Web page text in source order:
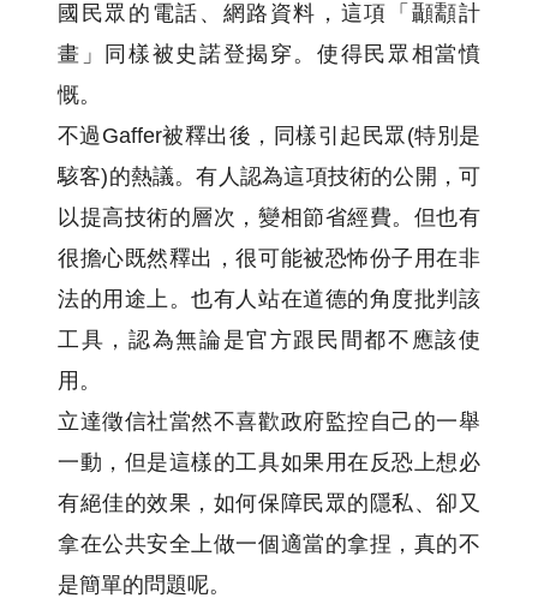
國民眾的電話、網路資料，這項「顳顬計
畫」同樣被史諾登揭穿。使得民眾相當憤
慨。
不過Gaffer被釋出後，同樣引起民眾(特別是
駭客)的熱議。有人認為這項技術的公開，可
以提高技術的層次，變相節省經費。但也有
很擔心既然釋出，很可能被恐怖份子用在非
法的用途上。也有人站在道德的角度批判該
工具，認為無論是官方跟民間都不應該使
用。
立達徵信社當然不喜歡政府監控自己的一舉
一動，但是這樣的工具如果用在反恐上想必
有絕佳的效果，如何保障民眾的隱私、卻又
拿在公共安全上做一個適當的拿捏，真的不
是簡單的問題呢。